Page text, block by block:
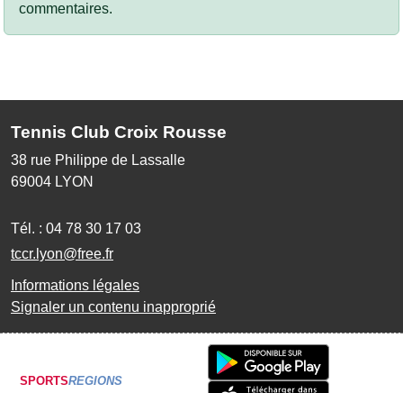
commentaires.
Tennis Club Croix Rousse
38 rue Philippe de Lassalle
69004 LYON
Tél. : 04 78 30 17 03
tccr.lyon@free.fr
Informations légales
Signaler un contenu inapproprié
SPORTSREGIONS